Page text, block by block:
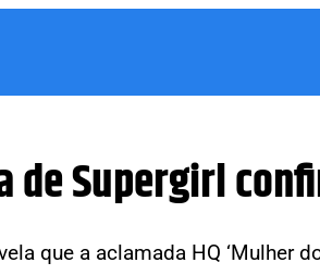
de Supergirl
que a aclamada HQ ‘Mulher